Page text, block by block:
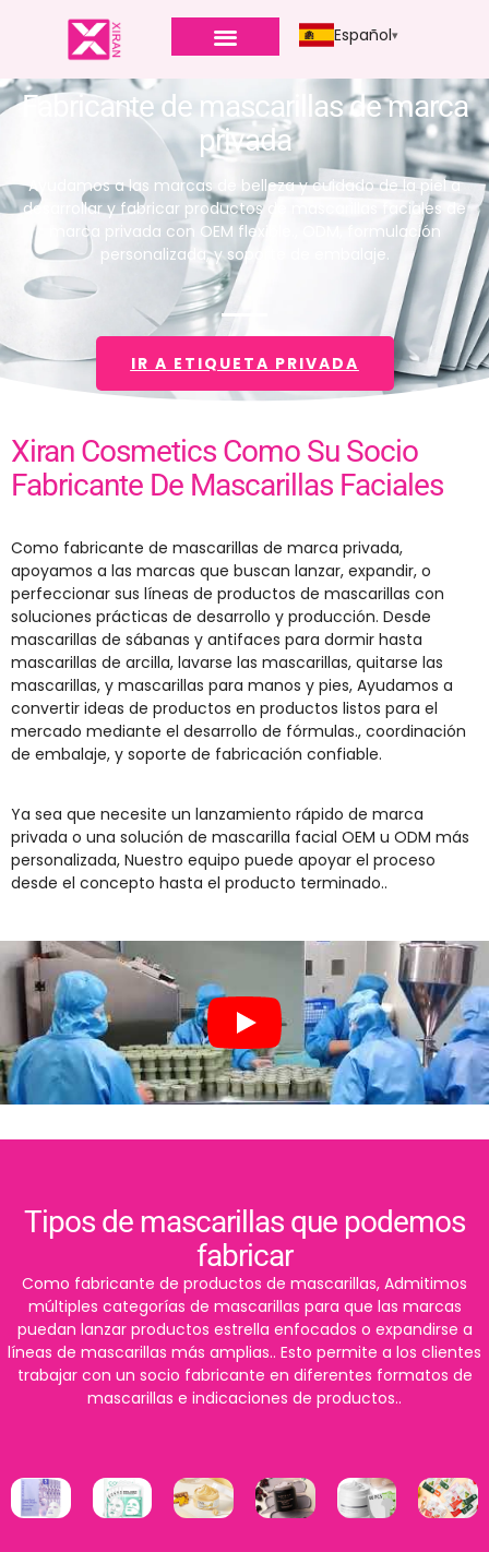
Español
Fabricante de mascarillas de marca
privada
Ayudamos a las marcas de belleza y cuidado de la piel a
desarrollar y fabricar productos de mascarillas faciales de
marca privada con OEM flexible., ODM, formulación
personalizada, y soporte de embalaje.
IR A ETIQUETA PRIVADA
Xiran Cosmetics Como Su Socio
Fabricante De Mascarillas Faciales
Como fabricante de mascarillas de marca privada,
apoyamos a las marcas que buscan lanzar, expandir, o
perfeccionar sus líneas de productos de mascarillas con
soluciones prácticas de desarrollo y producción. Desde
mascarillas de sábanas y antifaces para dormir hasta
mascarillas de arcilla, lavarse las mascarillas, quitarse las
mascarillas, y mascarillas para manos y pies, Ayudamos a
convertir ideas de productos en productos listos para el
mercado mediante el desarrollo de fórmulas., coordinación
de embalaje, y soporte de fabricación confiable.
Ya sea que necesite un lanzamiento rápido de marca
privada o una solución de mascarilla facial OEM u ODM más
personalizada, Nuestro equipo puede apoyar el proceso
desde el concepto hasta el producto terminado..
Tipos de mascarillas que podemos
fabricar
Como fabricante de productos de mascarillas, Admitimos
múltiples categorías de mascarillas para que las marcas
puedan lanzar productos estrella enfocados o expandirse a
líneas de mascarillas más amplias.. Esto permite a los clientes
trabajar con un socio fabricante en diferentes formatos de
mascarillas e indicaciones de productos..